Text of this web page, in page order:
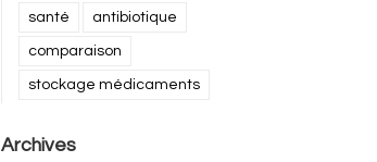
santé antibiotique
comparaison
stockage médicaments
Archives